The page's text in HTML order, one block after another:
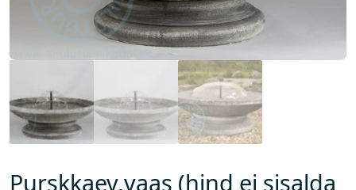
Purskkaev,vaas (hind ei sisalda